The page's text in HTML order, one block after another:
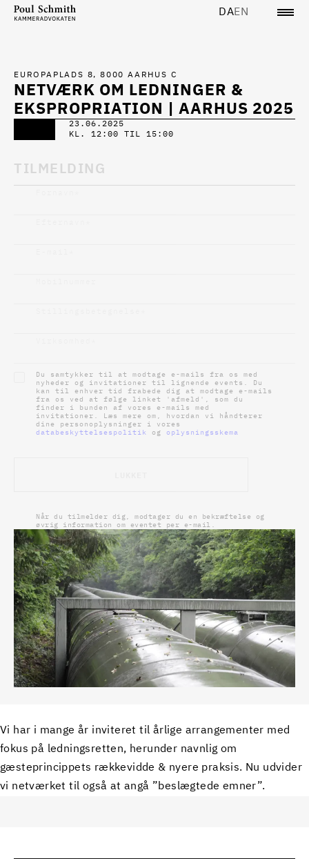
DAEN
NETVÆRK OM LEDNINGER &
EKSPROPRIATION | AARHUS 2025
EUROPAPLADS 8, 8000 AARHUS C
23.06.2025
KL. 12:00 TIL 15:00
TILMELDING
Du samtykker til at modtage e-mails fra os med
nyheder og invitationer til lignende events. Du
kan til enhver tid frabede dig at modtage e-mails
fra os ved at følge linket 'afmeld', som du
finder i bunden af vores e-mails med
invitationer. Læs mere om, hvordan vi håndterer
dine personoplysninger i vores
databeskyttelsespolitik og oplysningsskema
Når du tilmelder dig, modtager du en bekræftelse og
øvrig information om eventet per e-mail.
Vi har i mange år inviteret til årlige arrangementer med
fokus på ledningsretten, herunder navnlig om
gæsteprincippets rækkevidde & nyere praksis. Nu udvider
vi netværket til også at angå ”beslægtede emner”.